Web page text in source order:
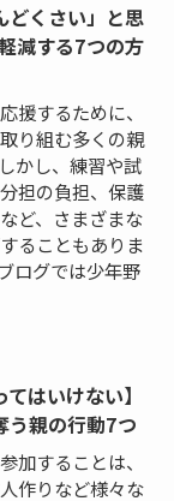
どくさい」と思
減する7つの方
援するために、
り組む多くの親
かし、練習や試
担の負担、保護
ど、さまざまな
ることもありま
ログでは少年野
てはいけない】
う親の行動7つ
加することは、
作りなど様々な